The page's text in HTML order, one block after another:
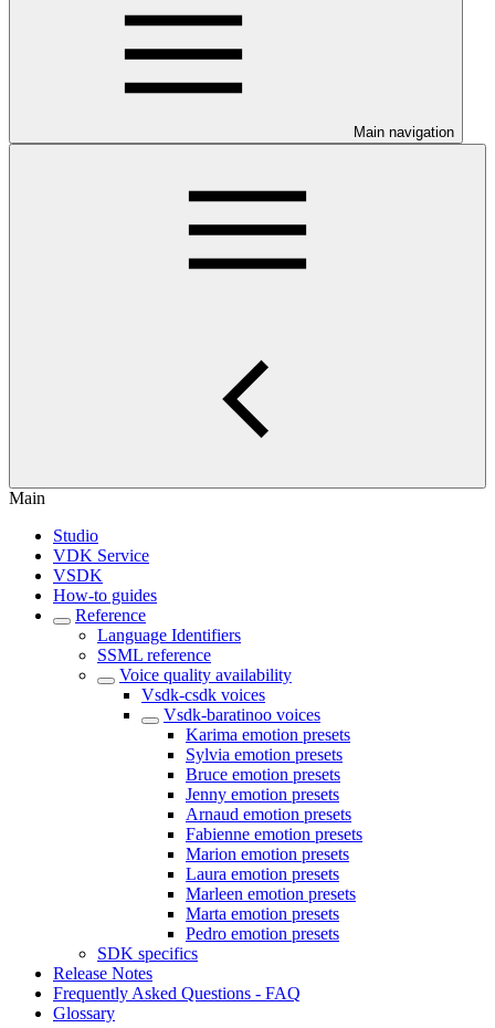
Main navigation
Main
Studio
VDK Service
VSDK
How-to guides
Reference
Language Identifiers
SSML reference
Voice quality availability
Vsdk-csdk voices
Vsdk-baratinoo voices
Karima emotion presets
Sylvia emotion presets
Bruce emotion presets
Jenny emotion presets
Arnaud emotion presets
Fabienne emotion presets
Marion emotion presets
Laura emotion presets
Marleen emotion presets
Marta emotion presets
Pedro emotion presets
SDK specifics
Release Notes
Frequently Asked Questions - FAQ
Glossary